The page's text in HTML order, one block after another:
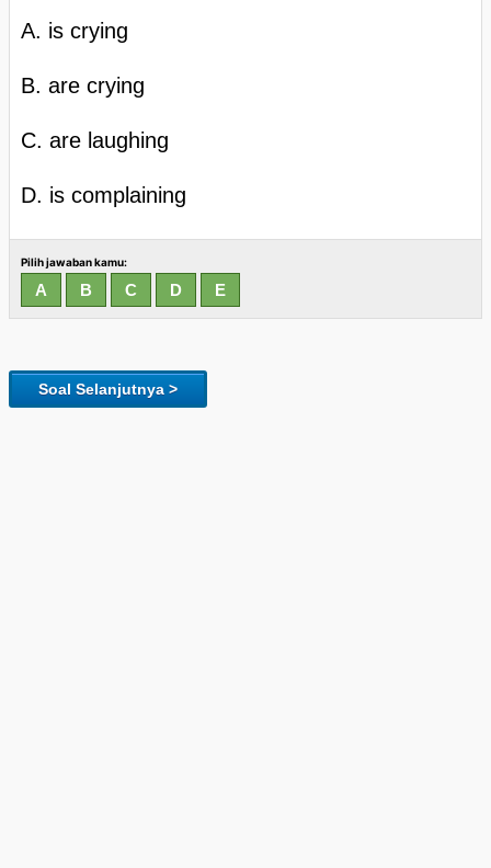
A. is crying
B. are crying
C. are laughing
D. is complaining
Pilih jawaban kamu:
Soal Selanjutnya >